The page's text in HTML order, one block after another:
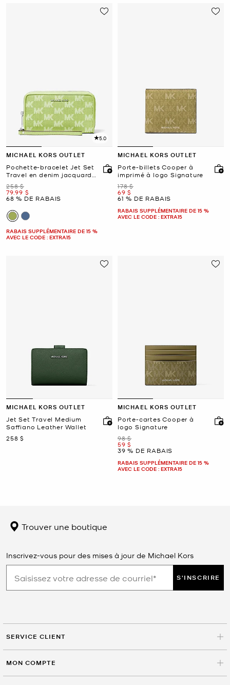
5.0
MICHAEL KORS OUTLET
Pochette-bracelet Jet Set
Travel en denim jacquard
à logo pour téléphone
intelligent
était
258 $
maintenant
79.99 $
68 % DE RABAIS
RABAIS SUPPLÉMENTAIRE DE 15 %
AVEC LE CODE : EXTRA15
MICHAEL KORS OUTLET
Porte-billets Cooper à
imprimé à logo Signature
était
178 $
maintenant
69 $
61 % DE RABAIS
RABAIS SUPPLÉMENTAIRE DE 15 %
AVEC LE CODE : EXTRA15
MICHAEL KORS OUTLET
Jet Set Travel Medium
Saffiano Leather Wallet
maintenant
258 $
MICHAEL KORS OUTLET
Porte-cartes Cooper à
logo Signature
était
98 $
maintenant
59 $
39 % DE RABAIS
RABAIS SUPPLÉMENTAIRE DE 15 %
AVEC LE CODE : EXTRA15
Trouver une boutique
Inscrivez-vous pour des mises à jour de Michael Kors
S'INSCRIRE
SERVICE CLIENT
MON COMPTE